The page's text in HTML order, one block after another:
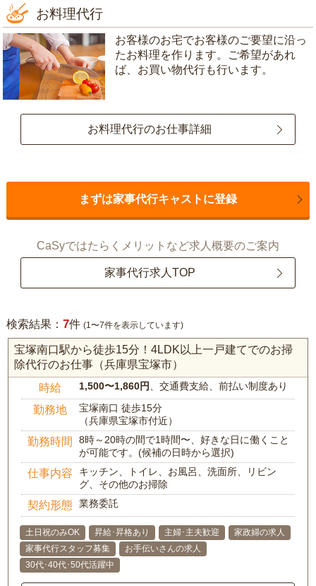
お料理代行
お客様のお宅でお客様のご要望に沿っ
たお料理を作ります。ご希望があれ
ば、お買い物代行も行います。
お料理代行のお仕事詳細
まずは家事代行キャストに登録
CaSyではたらくメリットなど求人概要のご案内
家事代行求人TOP
検索結果： 7件 (1〜7件を表示しています)
宝塚南口駅から徒歩15分！4LDK以上一戸建てでのお掃
除代行のお仕事（兵庫県宝塚市）
時給 1,500〜1,860円 、交通費支給、前払い制度あり
勤務地
宝塚南口 徒歩15分
（兵庫県宝塚市付近）
勤務時間
8時～20時の間で1時間〜、好きな日に働くこと
が可能です。(候補の日時から選択)
仕事内容
キッチン、トイレ、お風呂、洗面所、リビン
グ、その他のお掃除
契約形態 業務委託
土日祝のみOK 昇給･昇格あり 主婦･主夫歓迎
家政婦の求人
家事代行スタッフ募集
お手伝いさんの求人
30代･40代･50代活躍中